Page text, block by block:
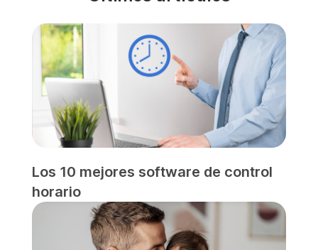
Los 10 mejores software de control
horario